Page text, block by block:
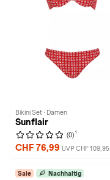
Bikini Set · Damen
Sunflair
(0) 1
CHF 76,99 UVP CHF 109,95
Sale Nachhaltig